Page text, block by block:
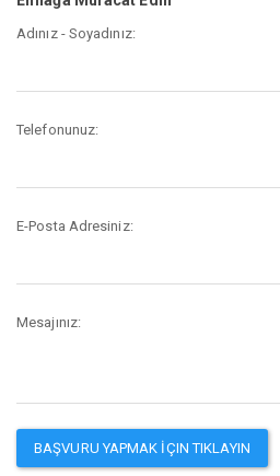
Adınız - Soyadınız:
Telefonunuz:
E-Posta Adresiniz:
Mesajınız: